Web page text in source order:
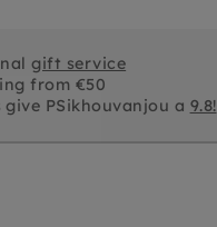
gift service
from €50
give PSikhouvanjou a 9.8!